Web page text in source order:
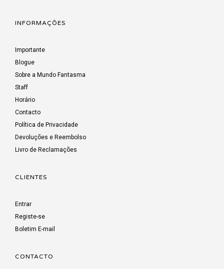
INFORMAÇÕES
Importante
Blogue
Sobre a Mundo Fantasma
Staff
Horário
Contacto
Política de Privacidade
Devoluções e Reembolso
Livro de Reclamações
CLIENTES
Entrar
Registe-se
Boletim E-mail
CONTACTO